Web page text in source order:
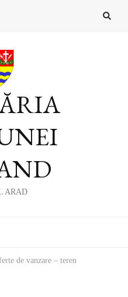
ARAD
de vanzare – teren